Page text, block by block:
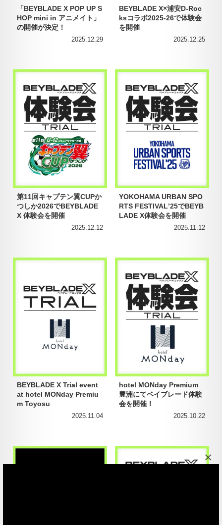
×
「BEYBLADE X POP UP S
HOP mini in アニメイト」
の開催が決定！
2025.12.29
BEYBLADE X×浦安D-Roc
ksコラボ2025-26で体験会
を開催
2025.12.25
第11回キャプテン翼CUPか
つしか2026でBEYBLADE
X 体験会を開催
2025.12.12
YOKOHAMA URBAN SPO
RTS FESTIVALʼ25でBEYB
LADE X体験会を開催
2025.11.12
BEYBLADE X Trial event
at hotel MONday Premiu
m Toyosu
2025.11.04
hotel MONday Premium
豊洲にてベイブレード体験
会を開催！
2025.10.22